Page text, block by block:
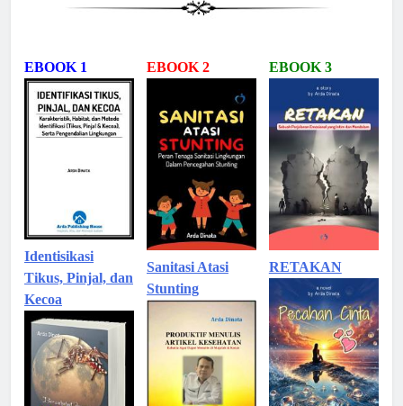
EBOOK 1
Identisikasi
Tikus, Pinjal, dan
Kecoa
EBOOK 2
Sanitasi Atasi
Stunting
EBOOK 3
RETAKAN